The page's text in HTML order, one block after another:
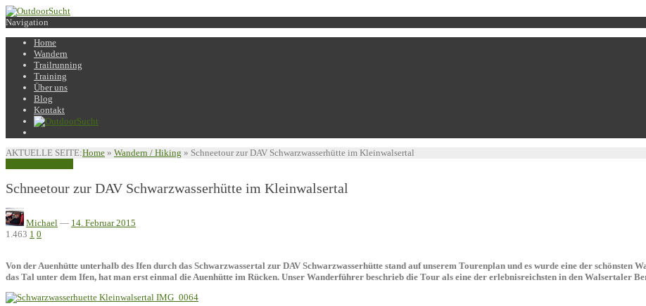
Navigation
Home
Wandern
Trailrunning
Training
Über uns
Blog
Kontakt
AKTUELLE SEITE:Home » Wandern / Hiking » Schneetour zur DAV Schwarzwasserhütte im Kleinwalsertal
Schneetour zur DAV Schwarzwasserhütte im Kleinwalsertal
Michael — 14. Februar 2015
1.463 1 0
Von der Auenhütte unterhalb des Ifen durch das Schwarzwassertal zur DAV Schwarzwasserhütte stand auf unserem Tourenplan und es wurde eine der schönsten
das Tal unter dem Ifen, hat man erst einmal die Auenhütte im Rücken. Unser Wanderführer beschrieb die Tour als eine der erlebnisreichsten in den Walsertaler